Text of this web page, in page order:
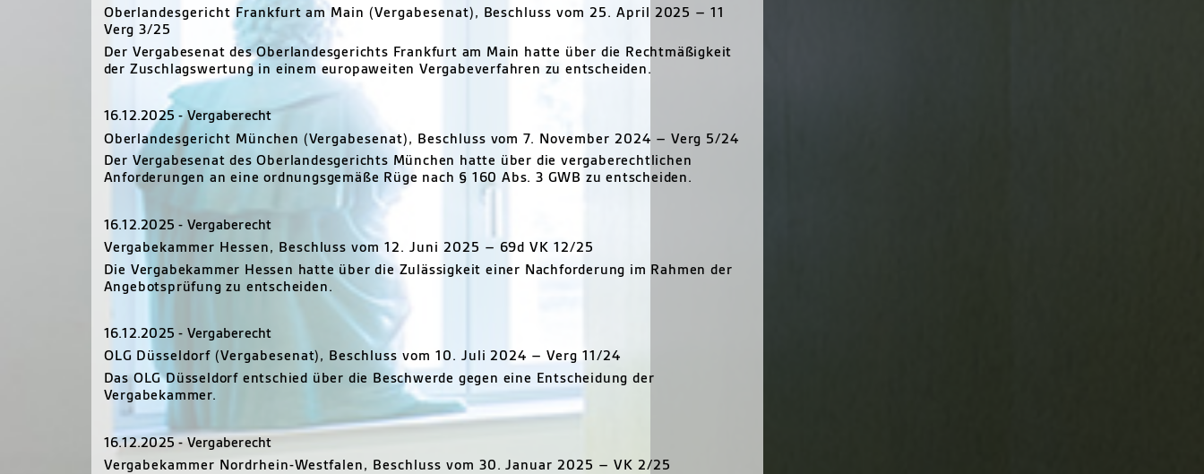
Oberlandesgericht Frankfurt am Main (Vergabesenat), Beschluss vom 25. April 2025 – 11
Verg 3/25
Der Vergabesenat des Oberlandesgerichts Frankfurt am Main hatte über die Rechtmäßigkeit
der Zuschlagswertung in einem europaweiten Vergabeverfahren zu entscheiden.
16.12.2025 - Vergaberecht
Oberlandesgericht München (Vergabesenat), Beschluss vom 7. November 2024 – Verg 5/24
Der Vergabesenat des Oberlandesgerichts München hatte über die vergaberechtlichen
Anforderungen an eine ordnungsgemäße Rüge nach § 160 Abs. 3 GWB zu entscheiden.
16.12.2025 - Vergaberecht
Vergabekammer Hessen, Beschluss vom 12. Juni 2025 – 69d VK 12/25
Die Vergabekammer Hessen hatte über die Zulässigkeit einer Nachforderung im Rahmen der
Angebotsprüfung zu entscheiden.
16.12.2025 - Vergaberecht
OLG Düsseldorf (Vergabesenat), Beschluss vom 10. Juli 2024 – Verg 11/24
Das OLG Düsseldorf entschied über die Beschwerde gegen eine Entscheidung der
Vergabekammer.
16.12.2025 - Vergaberecht
Vergabekammer Nordrhein-Westfalen, Beschluss vom 30. Januar 2025 – VK 2/25